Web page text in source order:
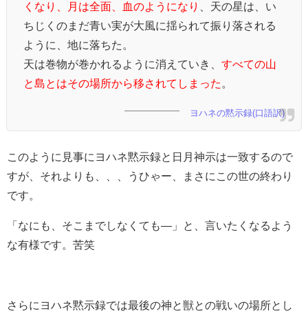
くなり、月は全面、血のようになり
、天の星は、い
ちじくのまだ青い実が大風に揺られて振り落される
ように、地に落ちた。
天は巻物が巻かれるように消えていき、 すべての山
と島とはその場所から移されてしまった 。
ヨハネの黙示録(口語訳)
このように見事にヨハネ黙示録と日月神示は一致するので
すが、それよりも、、、うひゃー、まさにこの世の終わり
です。
「なにも、そこまでしなくても―」と、言いたくなるよう
な有様です。苦笑
さらにヨハネ黙示録では最後の神と獣との戦いの場所とし